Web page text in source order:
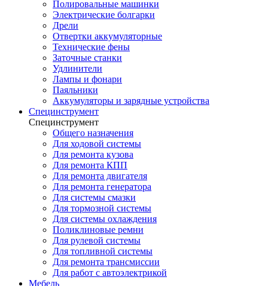
Полировальные машинки
Электрические болгарки
Дрели
Отвертки аккумуляторные
Технические фены
Заточные станки
Удлинители
Лампы и фонари
Паяльники
Аккумуляторы и зарядные устройства
Специнструмент
Специнструмент
Общего назначения
Для ходовой системы
Для ремонта кузова
Для ремонта КПП
Для ремонта двигателя
Для ремонта генератора
Для системы смазки
Для тормозной системы
Для системы охлаждения
Поликлиновые ремни
Для рулевой системы
Для топливной системы
Для ремонта трансмиссии
Для работ с автоэлектрикой
Мебель